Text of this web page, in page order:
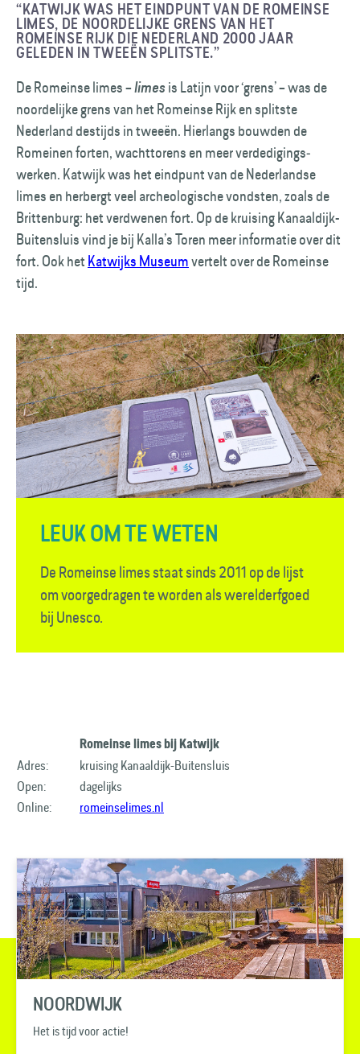
“KATWIJK WAS HET EIND­PUNT VAN DE ROMEINSE
LIMES, DE NOORDE­LIJKE GRENS VAN HET
ROMEINSE RIJK DIE NEDERLAND 2000 JAAR
GELEDEN IN TWEEËN SPLITSTE.”
De Romeinse limes –limesis Latijn voor ‘grens’ – was de
noordelijke grens van het Romeinse Rijk en splitste
Nederland destijds in tweeën. Hier­langs bouwden de
Romeinen forten, wacht­torens en meer verdedigings­
werken. Katwijk was het eindpunt van de Nederlandse
limes en herbergt veel archeologische vondsten, zoals de
Brittenburg: het verdwenen fort. Op de kruising Kanaaldijk-
Buitensluis vind je bij Kalla’s Toren meer informatie over dit
fort. Ook het Katwijks Museumvertelt over de Romeinse
tijd.
LEUK OM TE WETEN
De Romeinse limes staat sinds 2011 op de lijst
om voorgedragen te worden als werelderfgoed
bij Unesco.
Romeinse limes bij Katwijk
Adres:
kruising Kanaaldijk-Buitensluis
Open:
dagelijks
Online:
romeinselimes.nl
NOORDWIJK
Het is tijd voor actie!